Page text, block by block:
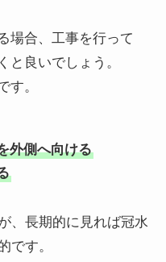
場合、工事を行って
と良いでしょう。
す。
外側へ向ける
、長期的に見れば冠水
です。